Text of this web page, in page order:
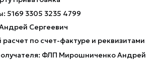
5169 3305 3235 4799
Сергеевич
по счет-фактуре и реквизитами
ФЛП Мирошниченко Андрей